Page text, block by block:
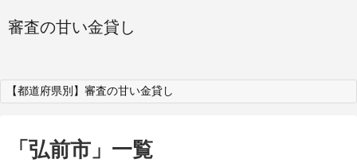
審査の甘い金貸し
【都道府県別】審査の甘い金貸し
「 弘前市 」 一覧